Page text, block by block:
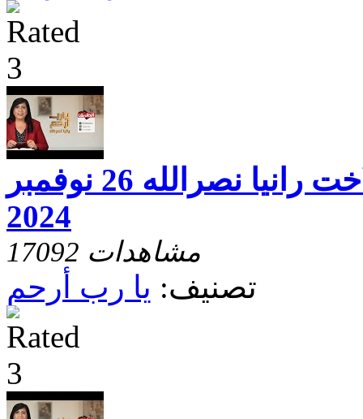
يارب ارحم مع الاخت رانيا نصرالله 26 نوفمبر
2024
17092 مشاهدات
تصنيف: يا رب أرحم